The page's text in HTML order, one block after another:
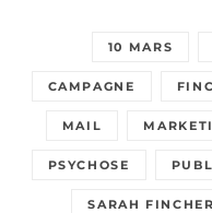
10 MARS
CAMPAGNE
MAIL
PSYCHOSE
SARAH FINCHER